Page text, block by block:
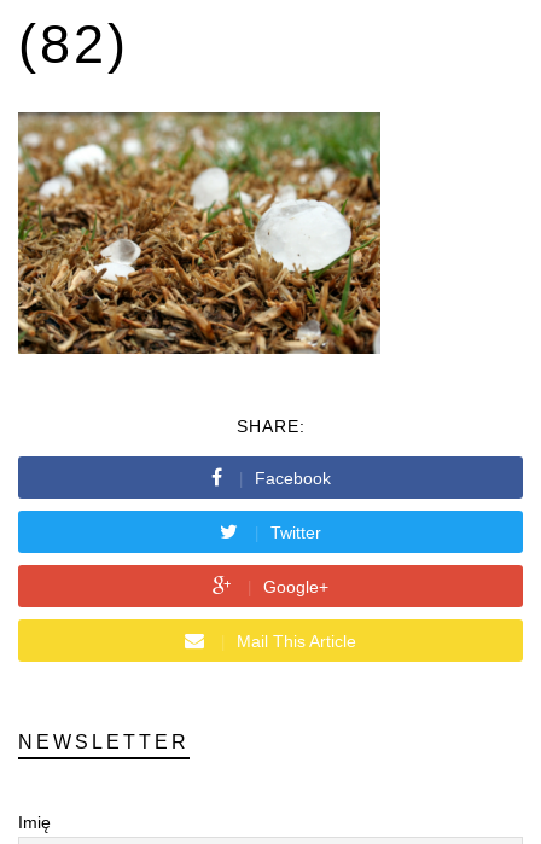
(82)
SHARE:
Facebook
Twitter
Google+
Mail This Article
NEWSLETTER
Imię